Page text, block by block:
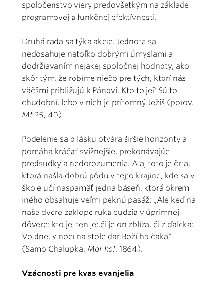
spoločenstvo viery predovšetkým na základe
programovej a funkčnej efektívnosti.
Druhá rada sa týka akcie. Jednota sa
nedosahuje natoľko dobrými úmyslami a
dodržiavaním nejakej spoločnej hodnoty, ako
skôr tým, že robíme niečo pre tých, ktorí nás
väčšmi približujú k Pánovi. Kto to je? Sú to
chudobní, lebo v nich je prítomný Ježiš (porov.
Mt 25, 40).
Podelenie sa o lásku otvára širšie horizonty a
pomáha kráčať svižnejšie, prekonávajúc
predsudky a nedorozumenia. A aj toto je črta,
ktorá našla dobrú pôdu v tejto krajine, kde sa v
škole učí naspamäť jedna báseň, ktorá okrem
iného obsahuje veľmi peknú pasáž: „Ale keď na
naše dvere zaklope ruka cudzia v úprimnej
dôvere: kto je, ten je; či je on zblíza, či z ďaleka:
Vo dne, v noci na stole dar Boží ho čaká“
(Samo Chalupka, Mor ho!, 1864).
Vzácnosti pre kvas evanjelia